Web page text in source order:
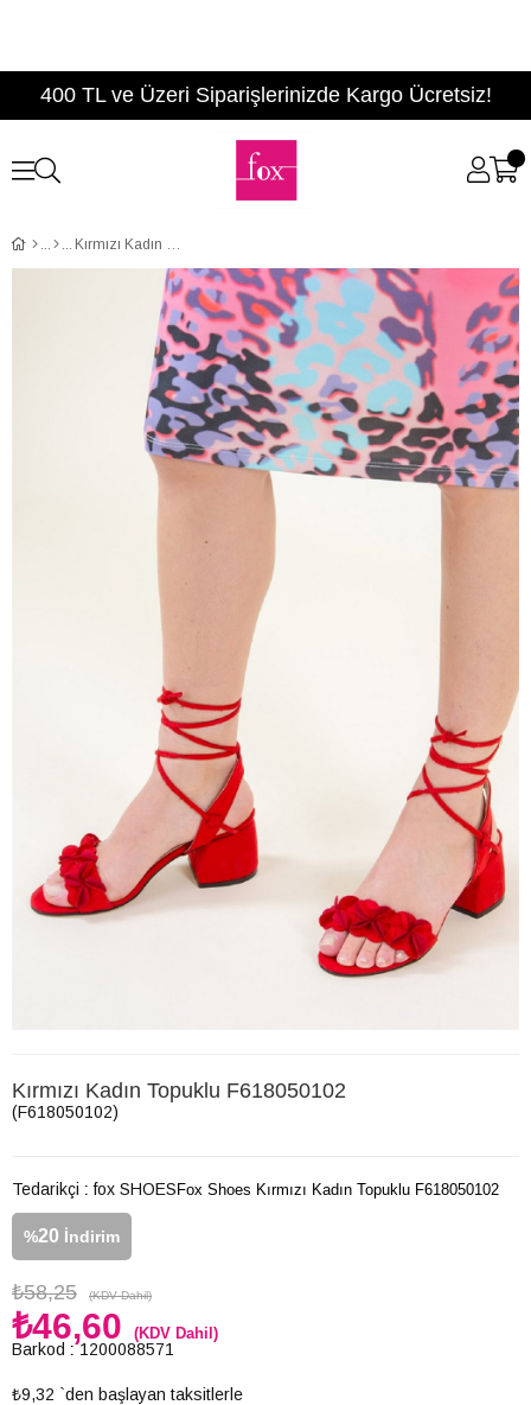
400 TL ve Üzeri Siparişlerinizde Kargo Ücretsiz!
Kırmızı Kadın Topuklu F618050102
Kırmızı Kadın Topuklu F618050102
(F618050102)
Tedarikçi : fox SHOES
%20 İndirim
₺58,25 (KDV Dahil)
₺46,60 (KDV Dahil)
Barkod : 1200088571
₺9,32 `den başlayan taksitlerle
Fox Shoes Kırmızı Kadın Topuklu F618050102